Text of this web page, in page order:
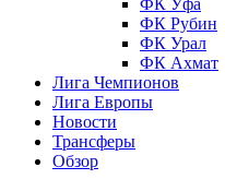
ФК Уфа
ФК Рубин
ФК Урал
ФК Ахмат
Лига Чемпионов
Лига Европы
Новости
Трансферы
Обзор